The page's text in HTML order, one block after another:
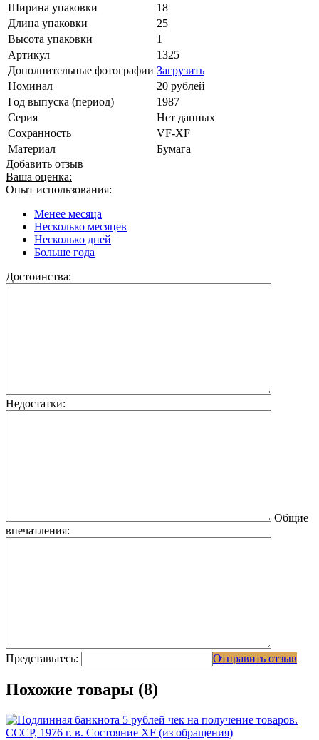
Ширина упаковки
18
Длина упаковки
25
Высота упаковки
1
Артикул
1325
Дополнительные фотографии Загрузить
Номинал
20 рублей
Год выпуска (период)
1987
Серия
Нет данных
Сохранность
VF-XF
Материал
Бумага
Добавить отзыв
Ваша оценка:
Опыт использования:
Менее месяца
Несколько месяцев
Несколько дней
Больше года
Достоинства:
Недостатки:
Общие
впечатления:
Представьтесь: Отправить отзыв
Похожие товары (8)